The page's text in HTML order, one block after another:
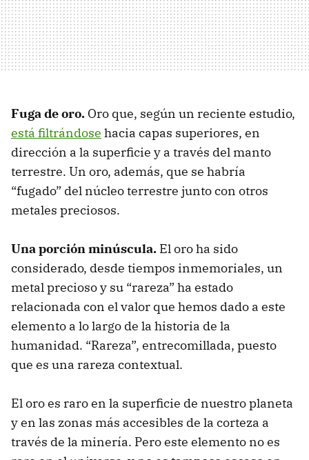
Fuga de oro. Oro que, según un reciente estudio,
está filtrándose hacia capas superiores, en
dirección a la superficie y a través del manto
terrestre. Un oro, además, que se habría
“fugado” del núcleo terrestre junto con otros
metales preciosos.
Una porción minúscula. El oro ha sido
considerado, desde tiempos inmemoriales, un
metal precioso y su “rareza” ha estado
relacionada con el valor que hemos dado a este
elemento a lo largo de la historia de la
humanidad. “Rareza”, entrecomillada, puesto
que es una rareza contextual.
El oro es raro en la superficie de nuestro planeta
y en las zonas más accesibles de la corteza a
través de la minería. Pero este elemento no es